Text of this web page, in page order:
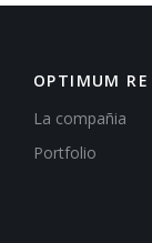
OPTIMUM RE
La compañia
Portfolio